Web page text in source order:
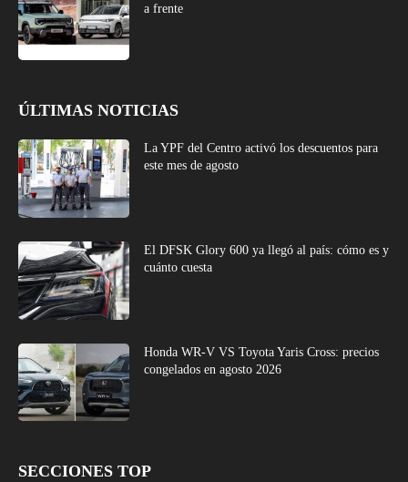
a frente
ÚLTIMAS NOTICIAS
La YPF del Centro activó los descuentos para
este mes de agosto
El DFSK Glory 600 ya llegó al país: cómo es y
cuánto cuesta
Honda WR-V VS Toyota Yaris Cross: precios
congelados en agosto 2026
SECCIONES TOP